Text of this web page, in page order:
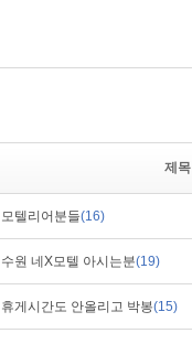
제목
모텔리어분들(16)
수원 네X모텔 아시는분(19)
휴게시간도 안올리고 박봉(15)